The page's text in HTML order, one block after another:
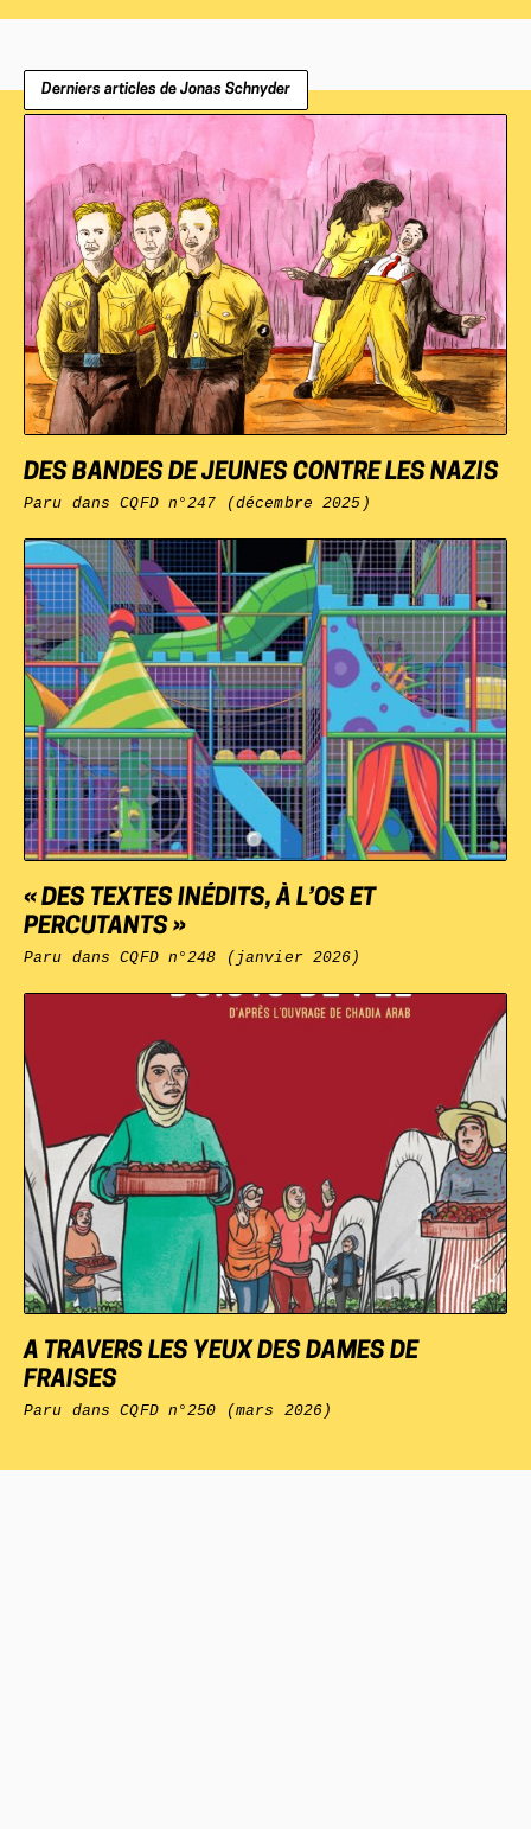
Derniers articles de Jonas Schnyder
A TRAVERS LES YEUX DES DAMES DE
FRAISES
Paru dansCQFDn°250 (mars 2026)
« DES TEXTES INÉDITS, À L’OS ET
PERCUTANTS »
Paru dansCQFDn°248 (janvier 2026)
DES BANDES DE JEUNES CONTRE LES NAZIS
Paru dansCQFDn°247 (décembre 2025)